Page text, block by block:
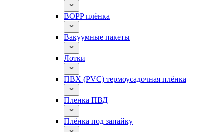
BOPP плёнка
Вакуумные пакеты
Лотки
ПВХ (PVC) термоусадочная плёнка
Пленка ПВД
Плёнка под запайку